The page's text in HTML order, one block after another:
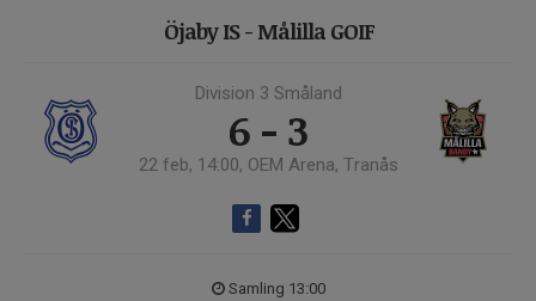
Öjaby IS - Målilla GOIF
Division 3 Småland
6 - 3
22 feb, 14:00, OEM Arena, Tranås
Samling 13:00